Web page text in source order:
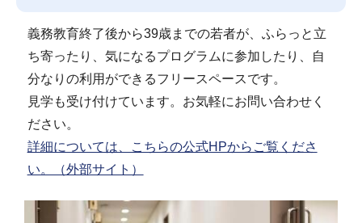
義務教育終了後から39歳までの若者が、ふらっと立
ち寄ったり、気になるプログラムに参加したり、自
分なりの利用ができるフリースペースです。
見学も受け付けています。お気軽にお問い合わせく
ださい。
詳細については、こちらの公式HPからご覧くださ
い。（外部サイト）